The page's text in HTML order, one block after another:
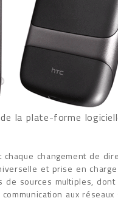
la plate-forme
changement de
et prise en charge
sources multiples, dont
aux réseaux